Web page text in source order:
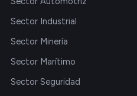
Sector Industrial
Sector Minería
Sector Marítimo
Sector Seguridad